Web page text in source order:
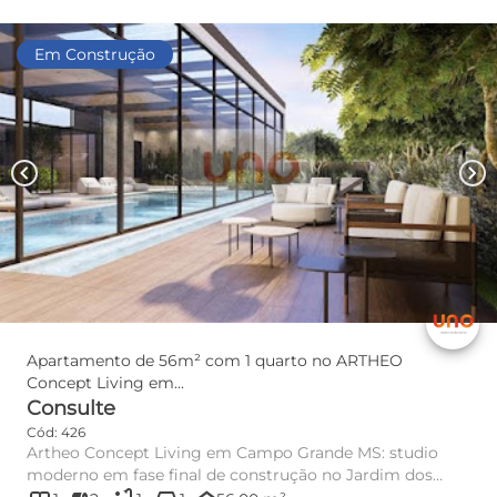
Em Construção
chevron_left chevron_right
Apartamento de 56m² com 1 quarto no ARTHEO
Concept Living em...
Consulte
Cód: 426
Artheo Concept Living em Campo Grande MS: studio
moderno em fase final de construção no Jardim dos